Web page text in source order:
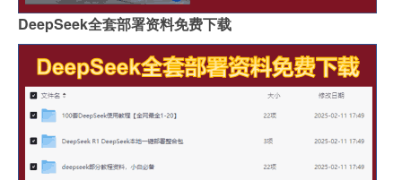
DeepSeek全套部署资料免费下载